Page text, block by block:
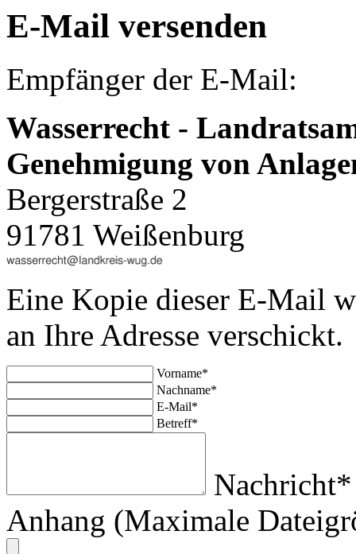
E-Mail versenden
Empfänger der E-Mail:
Wasserrecht -
Genehmigung von
Bergerstraße 2
91781 Weißenburg
Eine Kopie dieser E-Mail
an Ihre Adresse verschickt.
Vorname*
Nachname*
E-Mail*
Betreff*
Nachricht*
Anhang (Maximale